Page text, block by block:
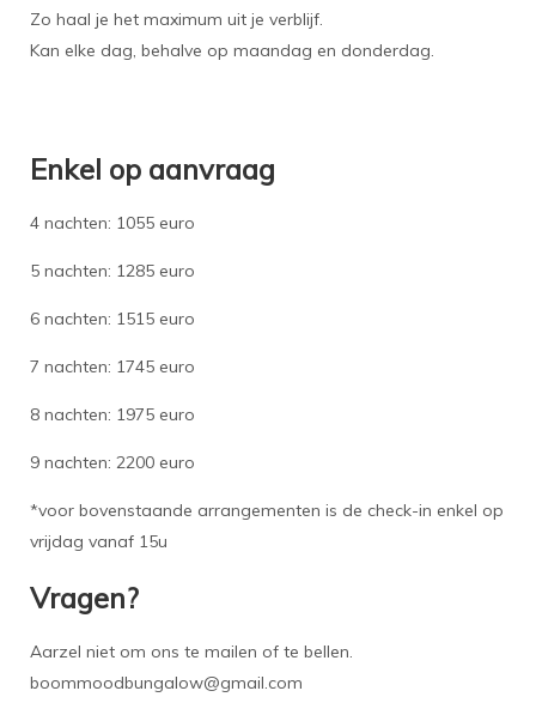
Zo haal je het maximum uit je verblijf.
Kan elke dag, behalve op maandag en donderdag.
Enkel op aanvraag
4 nachten: 1055 euro
5 nachten: 1285 euro
6 nachten: 1515 euro
7 nachten: 1745 euro
8 nachten: 1975 euro
9 nachten: 2200 euro
*voor bovenstaande arrangementen is de check-in enkel op
vrijdag vanaf 15u
Vragen?
Aarzel niet om ons te mailen of te bellen.
boommoodbungalow@gmail.com